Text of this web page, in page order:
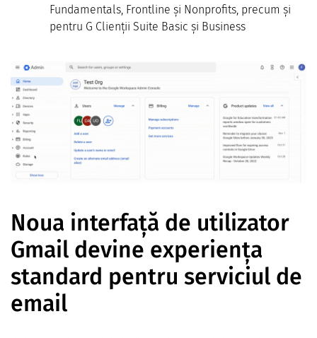
Fundamentals, Frontline și Nonprofits, precum și
pentru G Clienții Suite Basic și Business
Noua interfață de utilizator
Gmail devine experiența
standard pentru serviciul de
email